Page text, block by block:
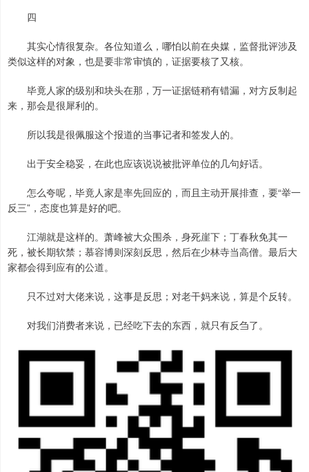
四
其实心情很复杂。各位知道么，哪怕以前在央媒，监督批评涉及
类似这样的对象，也是要非常审慎的，证据要核了又核。
毕竟人家的级别和块头在那，万一证据链稍有错漏，对方反制起
来，那会是很犀利的。
所以我是很佩服这个报道的当事记者和签发人的。
出于安全稳妥，在此也应该说说被批评单位的几句好话。
怎么夸呢，毕竟人家是率先回应的，而且主动开展排查，要“举一
反三”，态度也算是好的吧。
江湖就是这样的。萧峰被大众围杀，身死崖下；丁春秋免其一
死，被长期软禁；慕容博则深刻反思，然后在少林寺当高僧。最后大
家都会得到应有的公道。
只不过对大佬来说，这事是反思；对老干妈来说，算是个反转。
对我们消费者来说，已经吃下去的东西，就只有反刍了。